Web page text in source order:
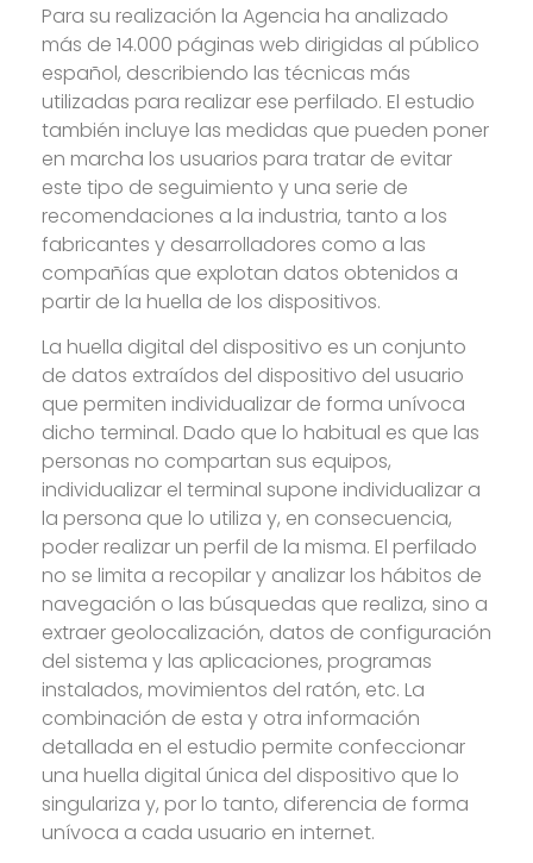
Para su realización la Agencia ha analizado
más de 14.000 páginas web dirigidas al público
español, describiendo las técnicas más
utilizadas para realizar ese perfilado. El estudio
también incluye las medidas que pueden poner
en marcha los usuarios para tratar de evitar
este tipo de seguimiento y una serie de
recomendaciones a la industria, tanto a los
fabricantes y desarrolladores como a las
compañías que explotan datos obtenidos a
partir de la huella de los dispositivos.
La huella digital del dispositivo es un conjunto
de datos extraídos del dispositivo del usuario
que permiten individualizar de forma unívoca
dicho terminal. Dado que lo habitual es que las
personas no compartan sus equipos,
individualizar el terminal supone individualizar a
la persona que lo utiliza y, en consecuencia,
poder realizar un perfil de la misma. El perfilado
no se limita a recopilar y analizar los hábitos de
navegación o las búsquedas que realiza, sino a
extraer geolocalización, datos de configuración
del sistema y las aplicaciones, programas
instalados, movimientos del ratón, etc. La
combinación de esta y otra información
detallada en el estudio permite confeccionar
una huella digital única del dispositivo que lo
singulariza y, por lo tanto, diferencia de forma
unívoca a cada usuario en internet.